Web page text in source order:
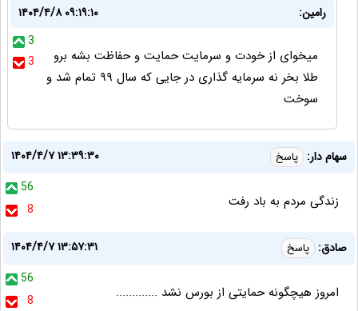
رامین:
۱۴۰۴/۴/۸ ۰۹:۱۹:۱۰
3
3
میخوای از خودت و سرمایت حمایت و حفاظت بشه برو
طلا بخر نه سرمایه گذاری در جایی که سال ۹۹ تمام شد و
سوخت
سهام دار: پاسخ
۱۴۰۴/۴/۷ ۱۳:۳۹:۳۰
56
8
زندگی مردم به باد رفت
صادق: پاسخ
۱۴۰۴/۴/۷ ۱۳:۵۷:۳۱
56
8
امروز هیچگونه حمایتی از بورس نشد .............